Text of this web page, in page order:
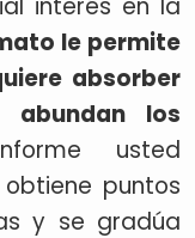
interés en la
le permite
absorber
los
usted
puntos
y se gradúa